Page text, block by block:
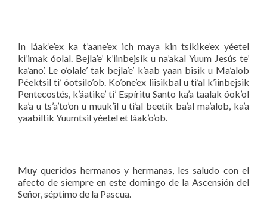
In láak’e’ex ka t’aane’ex ich maya kin tsikike’ex yéetel
ki’imak óolal. Bejla’e’ k’iinbejsik u na’akal Yuum Jesús te’
ka’ano’. Le o’olale’ tak bejla’e’ k’aab yaan bisik u Ma’alob
Péektsil ti’ óotsilo’ob. Ko’one’ex liisikbal u ti’al k’iinbejsik
Pentecostés, k’áatike’ ti’ Espíritu Santo ka’a taalak óok’ol
ka’a u ts’a’to’on u muuk’il u ti’al beetik ba’al ma’alob, ka’a
yaabiltik Yuumtsil yéetel et láak’o’ob.
Muy queridos hermanos y hermanas, les saludo con el
afecto de siempre en este domingo de la Ascensión del
Señor, séptimo de la Pascua.